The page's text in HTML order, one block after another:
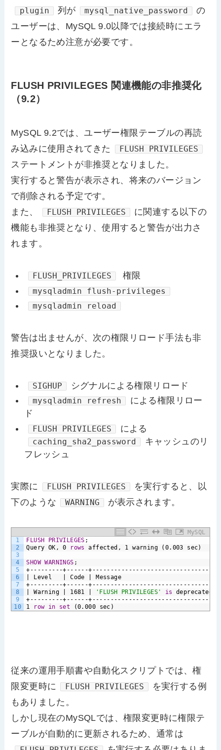
plugin 列が mysql_native_password
の
ユーザーは、MySQL 9.0以降では接続時にエラ
ーとなるため注意が必要です。
FLUSH PRIVILEGES 関連機能の非推奨化
（9.2）
MySQL 9.2では、ユーザー権限テーブルの再読
み込みに使用されてきた
FLUSH PRIVILEGES
ステートメントが非推奨となりました。
実行すると警告が表示され、将来のバージョン
で削除される予定です。
また、
FLUSH PRIVILEGES
に関連する以下の
機能も非推奨となり、使用すると警告が出力さ
れます。
FLUSH_PRIVILEGES 権限
mysqladmin flush-privileges
mysqladmin reload
警告は出ませんが、次の権限リロード手法も非
推奨扱いとなりました。
SIGHUP シグナルによる権限リロード
mysqladmin refresh
による権限リロー
ド
FLUSH PRIVILEGES による
caching_sha2_password
キャッシュのリ
フレッシュ
実際に FLUSH PRIVILEGES
を実行すると、以
下のような
WARNING が表示されます。
MySQL
1
2
3
4
5
6
7
8
9
10
FLUSH PRIVILEGES ;
Query OK, 0 rows affected, 1 warning (0.003 sec)
SHOW WARNINGS ;
+---------+------
Level Code
Message
+---------+------
Warning 1681 'FLUSH PRIVILEGES' is deprecated
+---------+------
1
row in set (0.000 sec)
従来の運用手順書や自動化スクリプトでは、権
限変更時に
FLUSH PRIVILEGES
を実行する例
もありました。
しかし現在のMySQLでは、権限変更時に権限テ
ーブルが自動的に更新されるため、通常は